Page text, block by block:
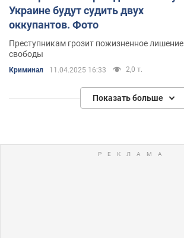
Украине будут судить двух
оккупантов. Фото
Преступникам грозит пожизненное лишение
свободы
Криминал 11.04.2025 16:33 2,0 т.
Показать больше